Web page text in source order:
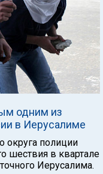
одним из
в Иерусалиме
округа полиции
шествия в квартале
Иерусалима.